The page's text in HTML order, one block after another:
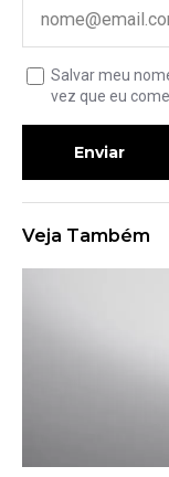
Salvar meu
vez que eu
Enviar
Veja Também